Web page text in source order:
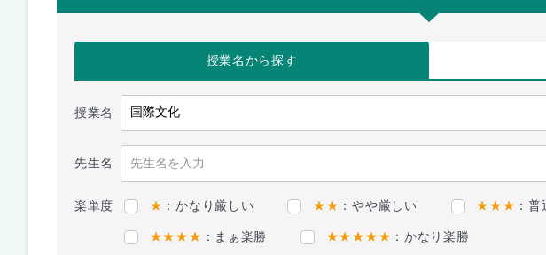
授業名から探す
授業名
先生名
楽単度 ★ ：かなり厳しい ★★ ：やや厳しい ★★★ ：普
★★★★ ：まぁ楽勝 ★★★★★ ：かなり楽勝